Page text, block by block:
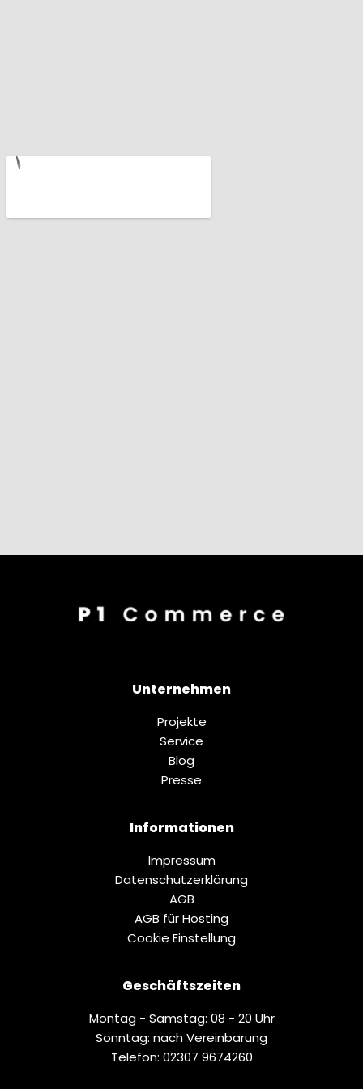
Unternehmen
Projekte
Service
Blog
Presse
Informationen
Impressum
Datenschutz­erklärung
AGB
AGB für Hosting
Cookie Einstellung
Geschäftszeiten
Montag - Samstag: 08 - 20 Uhr
Sonntag: nach Vereinbarung
Telefon: 02307 9674260